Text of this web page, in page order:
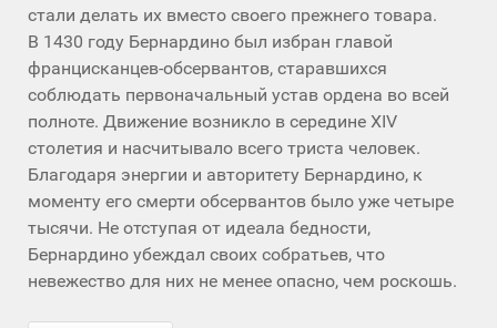
стали делать их вместо своего прежнего товара.
В 1430 году Бернардино был избран главой
францисканцев-обсервантов, старавшихся
соблюдать первоначальный устав ордена во всей
полноте. Движение возникло в середине XIV
столетия и насчитывало всего триста человек.
Благодаря энергии и авторитету Бернардино, к
моменту его смерти обсервантов было уже четыре
тысячи. Не отступая от идеала бедности,
Бернардино убеждал своих собратьев, что
невежество для них не менее опасно, чем роскошь.